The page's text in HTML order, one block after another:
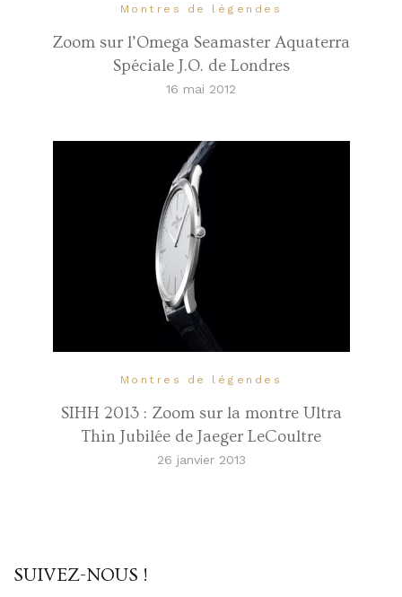
Montres de légendes
Zoom sur l’Omega Seamaster Aquaterra
Spéciale J.O. de Londres
16 mai 2012
Montres de légendes
SIHH 2013 : Zoom sur la montre Ultra
Thin Jubilée de Jaeger LeCoultre
26 janvier 2013
SUIVEZ-NOUS !